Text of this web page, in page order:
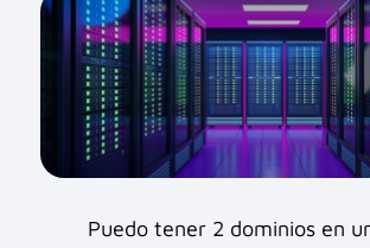
Puedo tener 2 dominios en